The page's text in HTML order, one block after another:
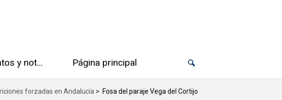
Diccionario de datos y notas técnicas Página principal
forzadas en Andalucía > Fosa del paraje Vega del Cortijo